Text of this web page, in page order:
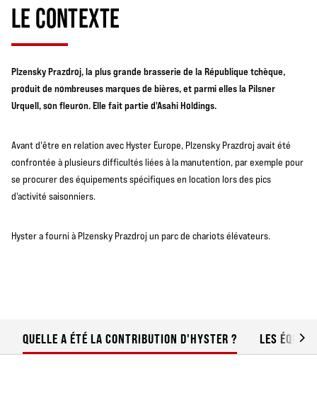
LE CONTEXTE
Plzensky Prazdroj, la plus grande brasserie de la République tchèque,
produit de nombreuses marques de bières, et parmi elles la Pilsner
Urquell, son fleuron. Elle fait partie d'Asahi Holdings.
Avant d'être en relation avec Hyster Europe, Plzensky Prazdroj avait été
confrontée à plusieurs difficultés liées à la manutention, par exemple pour
se procurer des équipements spécifiques en location lors des pics
d'activité saisonniers.
Hyster a fourni à Plzensky Prazdroj un parc de chariots élévateurs.
QUELLE A ÉTÉ LA CONTRIBUTION D'HYSTER ? LES